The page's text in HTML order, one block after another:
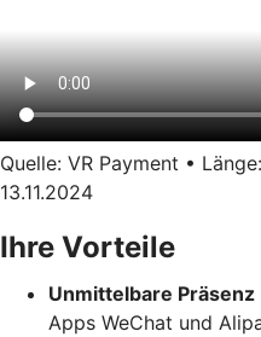
Quelle: VR Payment •
13.11.2024
Ihre Vorteile
Unmittelbare Präsenz
Apps WeChat und